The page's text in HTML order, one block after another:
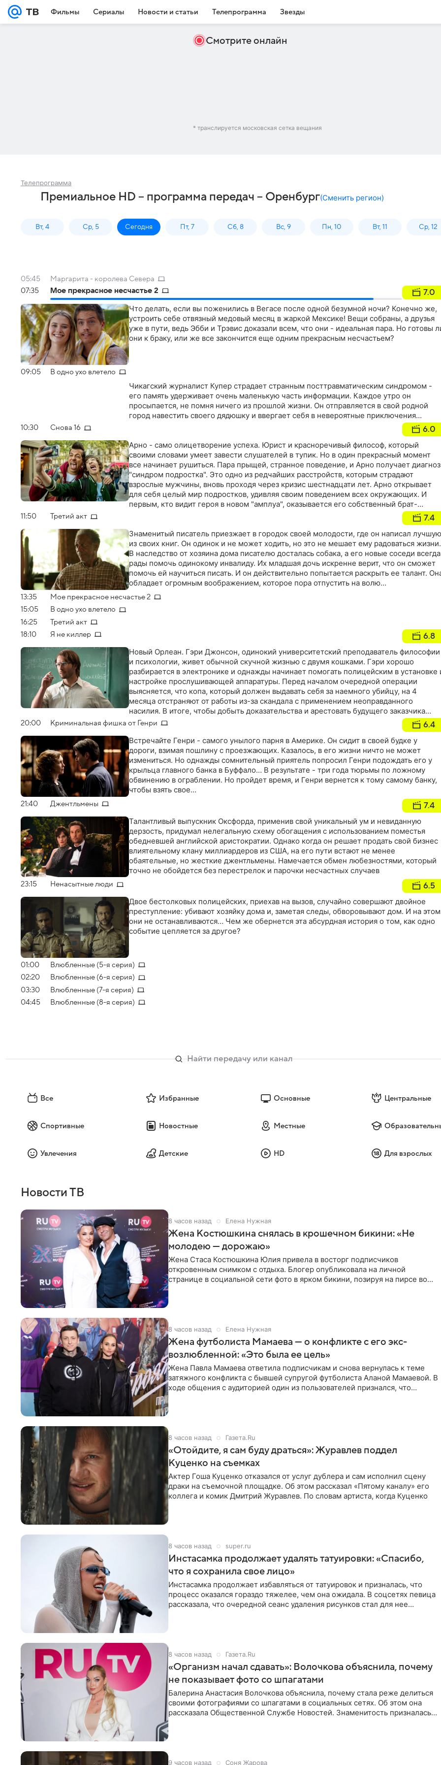
Фильмы Сериалы Новости и статьи Телепрограмма Звезды
Смотрите онлайн
* транслируется московская сетка вещания
Телепрограмма
Премиальное HD – программа передач – Оренбург(Сменить регион)
Вт, 4 Ср, 5 Сегодня Пт, 7 Сб, 8 Вс, 9 Пн, 10 Вт, 11 Ср, 12
05:45
Маргарита - королева Севера
07:35
Мое прекрасное несчастье 2 7.0
Что делать, если вы поженились в Вегасе после одной безумной ночи? Конечно же,
устроить себе отвязный медовый месяц в жаркой Мексике! Вещи собраны, а друзья
уже в пути, ведь Эбби и Трэвис доказали всем, что они - идеальная пара. Но готовы
они к браку, или же все закончится еще одним прекрасным несчастьем?
09:05 В одно ухо влетело
Чикагский журналист Купер страдает странным посттравматическим синдромом -
его память удерживает очень маленькую часть информации. Каждое утро он
просыпается, не помня ничего из прошлой жизни. Он отправляется в свой родной
город навестить своего дядюшку и ввергает себя в невероятные приключения…
10:30 Снова 16 6.0
Арно - само олицетворение успеха. Юрист и красноречивый философ, который
своими словами умеет завести слушателей в тупик. Но в один прекрасный момент
все начинает рушиться. Пара прыщей, странное поведение, и Арно получает диагноз
"синдром подростка". Это одно из редчайших расстройств, которым страдают
взрослые мужчины, вновь проходя через кризис шестнадцати лет. Арно открывает
для себя целый мир подростков, удивляя своим поведением всех окружающих. И
первым, кто видит героя в новом "амплуа", оказывается его собственный брат-
11:50 Третий акт 7.4
Знаменитый писатель приезжает в городок своей молодости, где он написал лучшую
из своих книг. Он одинок и не может ходить, но это не мешает ему радоваться жизни.
В наследство от хозяина дома писателю досталась собака, а его новые соседи всегда
рады помочь одинокому инвалиду. Их младшая дочь искренне верит, что он сможет
помочь ей научиться писать. И он действительно попытается раскрыть ее талант.
обладает огромным воображением, которое пора отпустить на волю…
13:35
Мое прекрасное несчастье 2
15:05
В одно ухо влетело
16:25
Третий акт
18:10
Я не киллер 6.8
Новый Орлеан. Гэри Джонсон, одинокий университетский преподаватель философии
и психологии, живет обычной скучной жизнью с двумя кошками. Гэри хорошо
разбирается в электронике и однажды начинает помогать полицейским в установке
настройке прослушивающей аппаратуры. Перед началом очередной операции
выясняется, что копа, который должен выдавать себя за наемного убийцу, на 4
месяца отстраняют от работы из-за скандала с применением неоправданного
насилия. В итоге, чтобы добыть доказательства и арестовать будущего заказчика
убийства, Гэри приходится самому сыграть роль киллера…
20:00 Криминальная фишка от Генри 6.4
Встречайте Генри - самого унылого парня в Америке. Он сидит в своей будке у
дороги, взимая пошлину с проезжающих. Казалось, в его жизни ничто не может
измениться. Но однажды сомнительный приятель попросил Генри подождать его у
крыльца главного банка в Буффало… В результате - три года тюрьмы по ложному
обвинению в ограблении. Но пройдет время, и Генри вернется к тому самому банку,
чтобы взять свое…
21:40 Джентльмены 7.4
Талантливый выпускник Оксфорда, применив свой уникальный ум и невиданную
дерзость, придумал нелегальную схему обогащения с использованием поместья
обедневшей английской аристократии. Однако когда он решает продать свой бизнес
влиятельному клану миллиардеров из США, на его пути встают не менее
обаятельные, но жесткие джентльмены. Намечается обмен любезностями, который
точно не обойдется без перестрелок и парочки несчастных случаев
23:15 Ненасытные люди 6.5
Двое бестолковых полицейских, приехав на вызов, случайно совершают двойное
преступление: убивают хозяйку дома и, заметая следы, обворовывают дом. И на этом
они не останавливаются… Чем же обернется эта абсурдная история о том, как одно
событие цепляется за другое?
01:00
Влюбленные (5-я серия)
02:20
Влюбленные (6-я серия)
03:30
Влюбленные (7-я серия)
04:45
Влюбленные (8-я серия)
Все Избранные Основные Центральные
Спортивные Новостные Местные
Увлечения Детские HD Для взрослых
Новости ТВ
8 часов назад Елена Нужная
Жена Костюшкина снялась в крошечном бикини: «Не
молодею — дорожаю»
Жена Стаса Костюшкина Юлия привела в восторг подписчиков
откровенным снимком с отдыха. Блогер опубликовала на личной
странице в социальной сети фото в ярком бикини, позируя на пирсе во
8 часов назад Елена Нужная
Жена футболиста Мамаева — о конфликте с его экс-
возлюбленной: «Это была ее цель»
Жена Павла Мамаева ответила подписчикам и снова вернулась к теме
затяжного конфликта с бывшей супругой футболиста Аланой Мамаевой. В
ходе общения с аудиторией один из пользователей признался, что
8 часов назад Газета.Ru
«Отойдите, я сам буду драться»: Журавлев поддел
Куценко на съемках
Актер Гоша Куценко отказался от услуг дублера и сам исполнил сцену
драки на съемочной площадке. Об этом рассказал «Пятому каналу» его
коллега и комик Дмитрий Журавлев. По словам артиста, когда Куценко
8 часов назад super.ru
Инстасамка продолжает удалять татуировки: «Спасибо,
что я сохранила свое лицо»
Инстасамка продолжает избавляться от татуировок и призналась, что
процесс оказался гораздо тяжелее, чем она ожидала. В соцсетях певица
рассказала, что очередной сеанс удаления рисунков стал для нее
8 часов назад Газета.Ru
«Организм начал сдавать»: Волочкова объяснила, почему
не показывает фото со шпагатами
Балерина Анастасия Волочкова объяснила, почему стала реже делиться
своими фотографиями со шпагатами в социальных сетях. Об этом она
рассказала Общественной Службе Новостей. Знаменитость призналась,
9 часов назад Соня Жарова